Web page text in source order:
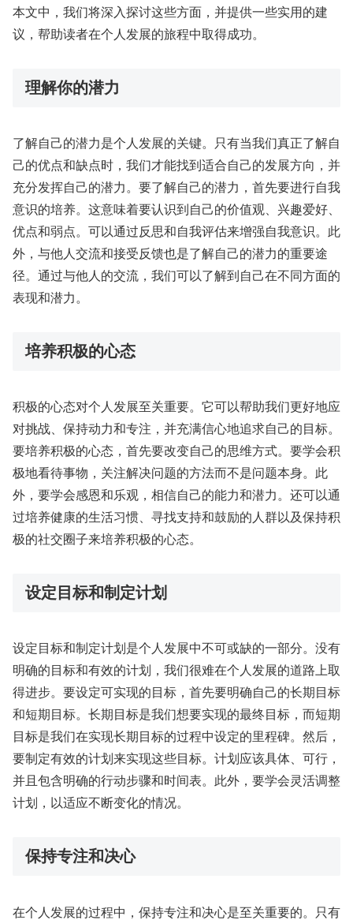
本文中，我们将深入探讨这些方面，并提供一些实用的建
议，帮助读者在个人发展的旅程中取得成功。
理解你的潜力
了解自己的潜力是个人发展的关键。只有当我们真正了解自
己的优点和缺点时，我们才能找到适合自己的发展方向，并
充分发挥自己的潜力。要了解自己的潜力，首先要进行自我
意识的培养。这意味着要认识到自己的价值观、兴趣爱好、
优点和弱点。可以通过反思和自我评估来增强自我意识。此
外，与他人交流和接受反馈也是了解自己的潜力的重要途
径。通过与他人的交流，我们可以了解到自己在不同方面的
表现和潜力。
培养积极的心态
积极的心态对个人发展至关重要。它可以帮助我们更好地应
对挑战、保持动力和专注，并充满信心地追求自己的目标。
要培养积极的心态，首先要改变自己的思维方式。要学会积
极地看待事物，关注解决问题的方法而不是问题本身。此
外，要学会感恩和乐观，相信自己的能力和潜力。还可以通
过培养健康的生活习惯、寻找支持和鼓励的人群以及保持积
极的社交圈子来培养积极的心态。
设定目标和制定计划
设定目标和制定计划是个人发展中不可或缺的一部分。没有
明确的目标和有效的计划，我们很难在个人发展的道路上取
得进步。要设定可实现的目标，首先要明确自己的长期目标
和短期目标。长期目标是我们想要实现的最终目标，而短期
目标是我们在实现长期目标的过程中设定的里程碑。然后，
要制定有效的计划来实现这些目标。计划应该具体、可行，
并且包含明确的行动步骤和时间表。此外，要学会灵活调整
计划，以适应不断变化的情况。
保持专注和决心
在个人发展的过程中，保持专注和决心是至关重要的。只有